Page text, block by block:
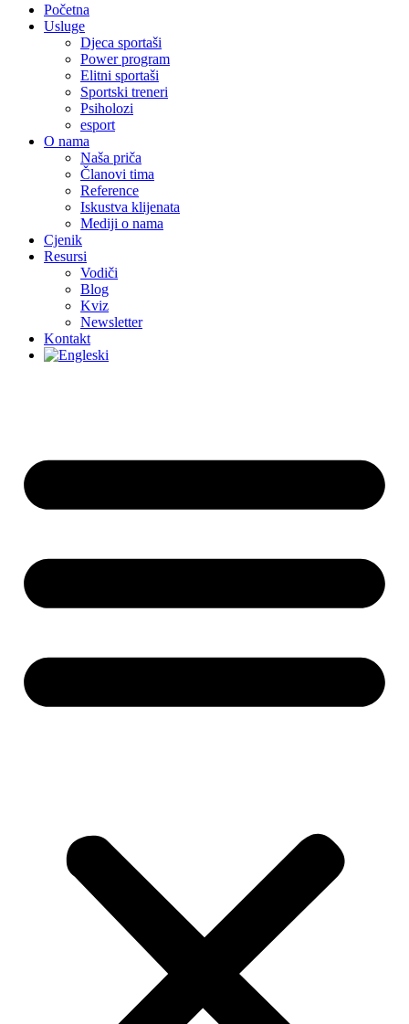
Početna
Usluge
Djeca sportaši
Power program
Elitni sportaši
Sportski treneri
Psiholozi
esport
O nama
Naša priča
Članovi tima
Reference
Iskustva klijenata
Mediji o nama
Cjenik
Resursi
Vodiči
Blog
Kviz
Newsletter
Kontakt